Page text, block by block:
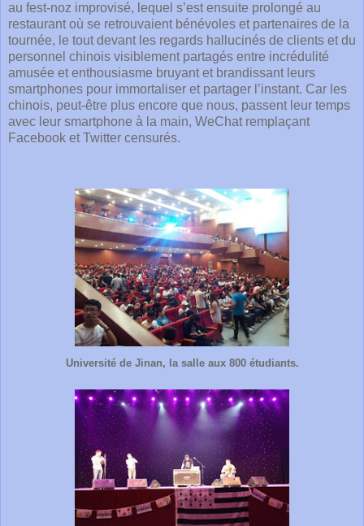
au fest-noz improvisé, lequel s’est ensuite prolongé au
restaurant où se retrouvaient bénévoles et partenaires de la
tournée, le tout devant les regards hallucinés de clients et du
personnel chinois visiblement partagés entre incrédulité
amusée et enthousiasme bruyant et brandissant leurs
smartphones pour immortaliser et partager l’instant. Car les
chinois, peut-être plus encore que nous, passent leur temps
avec leur smartphone à la main, WeChat remplaçant
Facebook et Twitter censurés.
Université de Jinan, la salle aux 800 étudiants.